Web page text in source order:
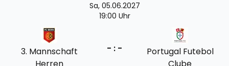
Sa, 05.06.2027
19:00 Uhr
3. Mannschaft
- : -
Portugal Futebol